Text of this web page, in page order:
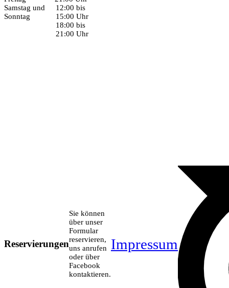
Samstag und
Sonntag
12:00 bis
15:00 Uhr
18:00 bis
21:00 Uhr
Reservierungen
Sie können
über unser
Formular
reservieren,
uns anrufen
oder über
Facebook
kontaktieren.
Impressum